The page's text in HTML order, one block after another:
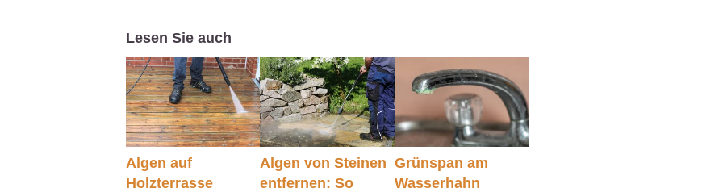
Lesen Sie auch
Algen auf
Holzterrasse
Algen von Steinen
entfernen: So
Grünspan am
Wasserhahn